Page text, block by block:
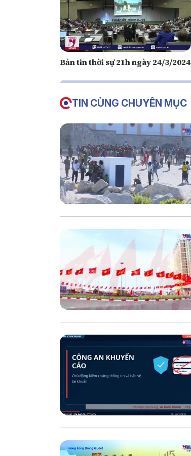
Bản tin thời sự 21h ngày 24/3/2024
TIN CÙNG CHUYÊN MỤC